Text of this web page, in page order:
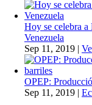
Hoy se celebra a
Venezuela
Sep 11, 2019 |
OPEP:
Sep 11, 2019 |